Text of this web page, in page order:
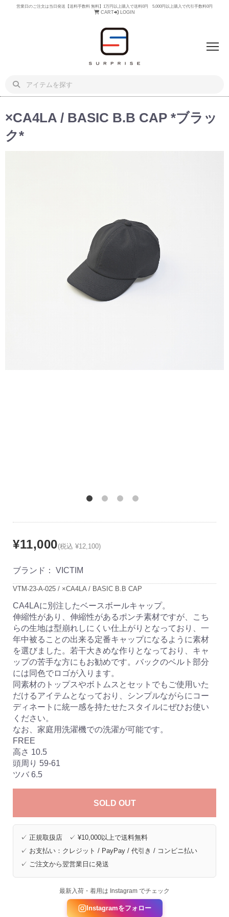
営業日のご注文は当日発送【送料手数料 無料】1万円以上購入で送料0円 5,000円以上購入で代引手数料0円
CART LOGIN
×CA4LA / BASIC B.B CAP *ブラッ
ク*
¥11,000(税込 ¥12,100)
ブランド： VICTIM
VTM-23-A-025 / ×CA4LA / BASIC B.B CAP
CA4LAに別注したベースボールキャップ。
伸縮性があり、伸縮性があるポンチ素材ですが、こち
らの生地は型崩れしにくい仕上がりとなっており、一
年中被ることの出来る定番キャップになるように素材
を選びました。若干大きめな作りとなっており、キャ
ップの苦手な方にもお勧めです。バックのベルト部分
には同色でロゴが入ります。
同素材のトップスやボトムスとセットでもご使用いた
だけるアイテムとなっており、シンプルながらにコー
ディネートに統一感を持たせたスタイルにぜひお使い
ください。
なお、家庭用洗濯機での洗濯が可能です。
FREE
高さ 10.5
頭周り 59-61
ツバ 6.5
SOLD OUT
✓ 正規取扱店 ✓ ¥10,000以上で送料無料
✓ お支払い：クレジット / PayPay / 代引き / コンビニ払い
✓ ご注文から翌営業日に発送
最新入荷・着用は Instagram でチェック
Instagramをフォロー